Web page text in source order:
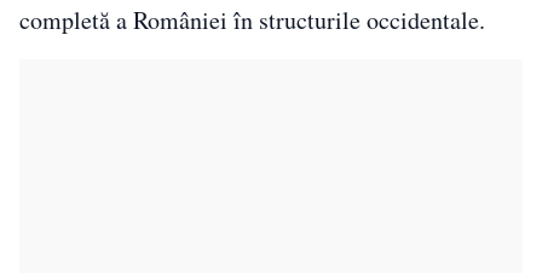
completă a României în structurile occidentale.